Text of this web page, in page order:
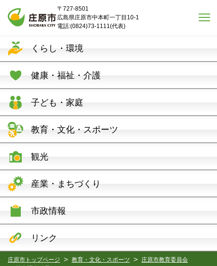
〒727-8501
広島県庄原市中本町一丁目10-1
電話:(0824)73-1111(代表)
くらし・環境
健康・福祉・介護
子ども・家庭
教育・文化・スポーツ
観光
産業・まちづくり
市政情報
リンク
庄原市トップページ 教育・文化・スポーツ
庄原市教育委員会